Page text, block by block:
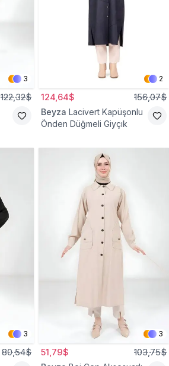
3
122,32$
2
124,64$ 156,07$
Beyza Lacivert Kapüşonlu
Önden Düğmeli Giyçık
3
80,54$
3
51,79$ 103,75$